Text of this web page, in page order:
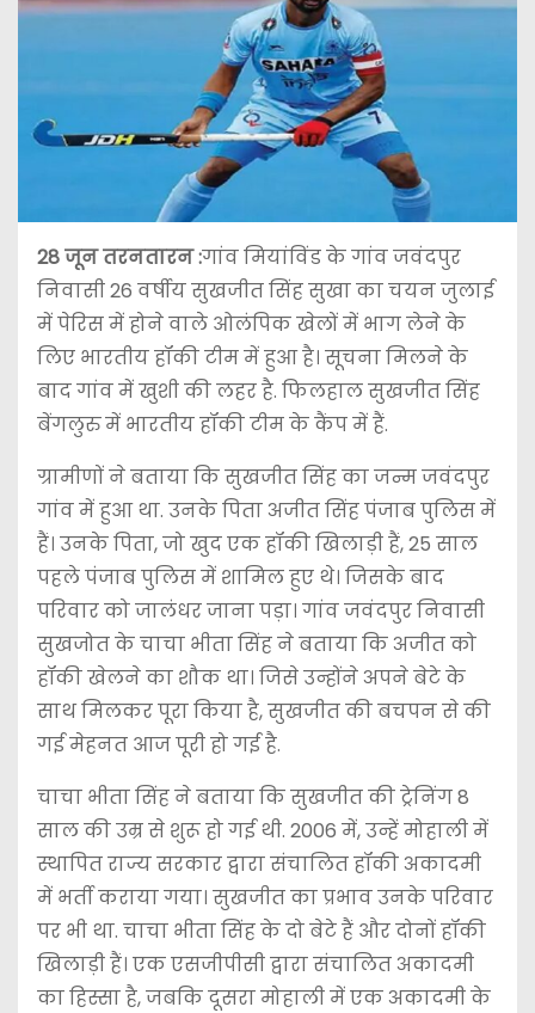
28 जून तरनतारन :गांव मियांविंड के गांव जवंदपुर
निवासी 26 वर्षीय सुखजीत सिंह सुखा का चयन जुलाई
में पेरिस में होने वाले ओलंपिक खेलों में भाग लेने के
लिए भारतीय हॉकी टीम में हुआ है। सूचना मिलने के
बाद गांव में खुशी की लहर है. फिलहाल सुखजीत सिंह
बेंगलुरु में भारतीय हॉकी टीम के कैंप में हैं.
ग्रामीणों ने बताया कि सुखजीत सिंह का जन्म जवंदपुर
गांव में हुआ था. उनके पिता अजीत सिंह पंजाब पुलिस में
हैं। उनके पिता, जो खुद एक हॉकी खिलाड़ी हैं, 25 साल
पहले पंजाब पुलिस में शामिल हुए थे। जिसके बाद
परिवार को जालंधर जाना पड़ा। गांव जवंदपुर निवासी
सुखजोत के चाचा भीता सिंह ने बताया कि अजीत को
हॉकी खेलने का शौक था। जिसे उन्होंने अपने बेटे के
साथ मिलकर पूरा किया है, सुखजीत की बचपन से की
गई मेहनत आज पूरी हो गई है.
चाचा भीता सिंह ने बताया कि सुखजीत की ट्रेनिंग 8
साल की उम्र से शुरू हो गई थी. 2006 में, उन्हें मोहाली में
स्थापित राज्य सरकार द्वारा संचालित हॉकी अकादमी
में भर्ती कराया गया। सुखजीत का प्रभाव उनके परिवार
पर भी था. चाचा भीता सिंह के दो बेटे हैं और दोनों हॉकी
खिलाड़ी हैं। एक एसजीपीसी द्वारा संचालित अकादमी
का हिस्सा है, जबकि दूसरा मोहाली में एक अकादमी के